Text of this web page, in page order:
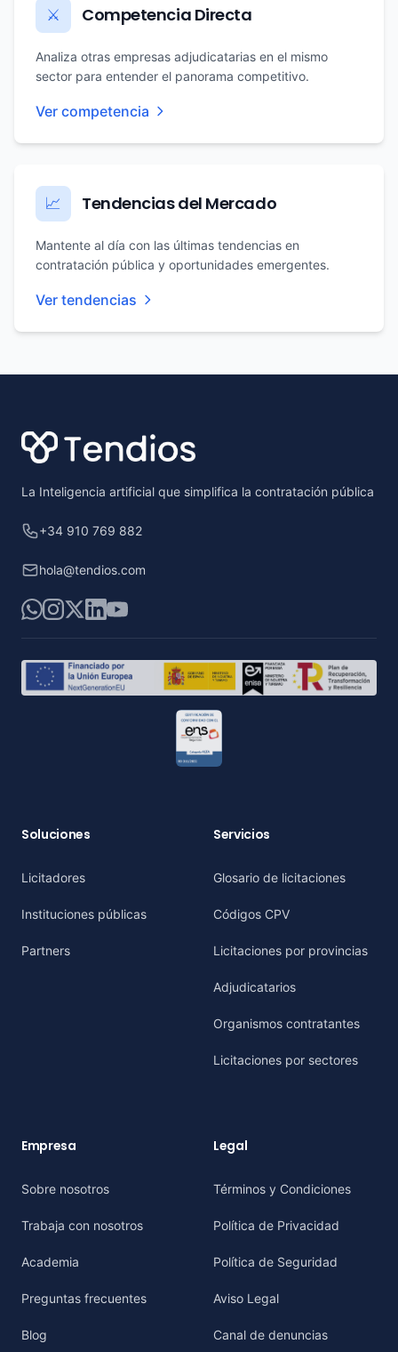
⚔️ Competencia Directa
Analiza otras empresas adjudicatarias en el mismo
sector para entender el panorama competitivo.
Ver competencia
📈 Tendencias del Mercado
Mantente al día con las últimas tendencias en
contratación pública y oportunidades emergentes.
Ver tendencias
La Inteligencia artificial que simplifica la contratación pública
+34 910 769 882
hola@tendios.com
WhatsApp
Instagram
X LinkedIn
YouTube
Soluciones
Licitadores
Instituciones públicas
Partners
Servicios
Glosario de licitaciones
Códigos CPV
Licitaciones por provincias
Adjudicatarios
Organismos contratantes
Licitaciones por sectores
Empresa
Sobre nosotros
Trabaja con nosotros
Academia
Preguntas frecuentes
Blog
Legal
Términos y Condiciones
Política de Privacidad
Política de Seguridad
Aviso Legal
Canal de denuncias